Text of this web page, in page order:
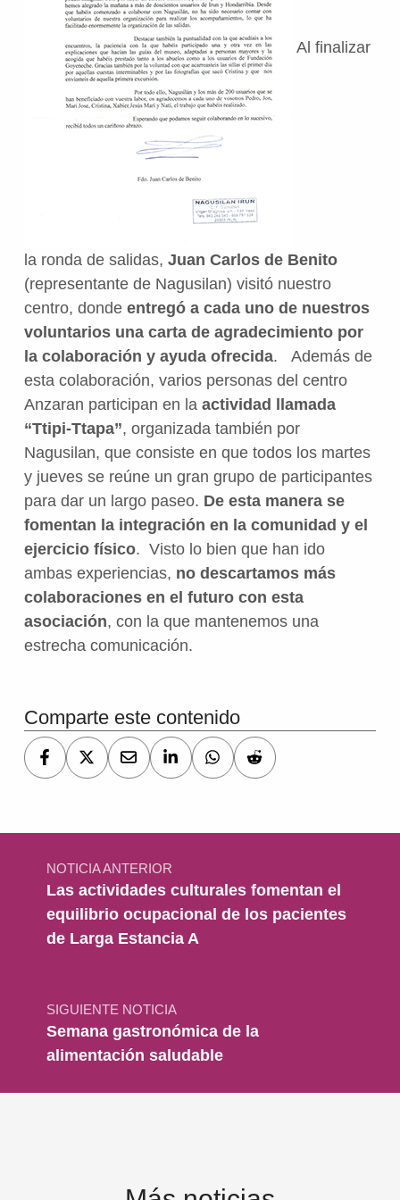
Al finalizar
la ronda de salidas, Juan Carlos de Benito
(representante de Nagusilan) visitó nuestro
centro, donde entregó a cada uno de nuestros
voluntarios una carta de agradecimiento por
la colaboración y ayuda ofrecida. Además de
esta colaboración, varios personas del centro
Anzaran participan en la actividad llamada
“Ttipi-Ttapa”, organizada también por
Nagusilan, que consiste en que todos los martes
y jueves se reúne un gran grupo de participantes
para dar un largo paseo. De esta manera se
fomentan la integración en la comunidad y el
ejercicio físico. Visto lo bien que han ido
ambas experiencias, no descartamos más
colaboraciones en el futuro con esta
asociación, con la que mantenemos una
estrecha comunicación.
Comparte este contenido
Navegación de entradas
NOTICIA ANTERIOR
Las actividades culturales fomentan el
equilibrio ocupacional de los pacientes
de Larga Estancia A
SIGUIENTE NOTICIA
Semana gastronómica de la
alimentación saludable